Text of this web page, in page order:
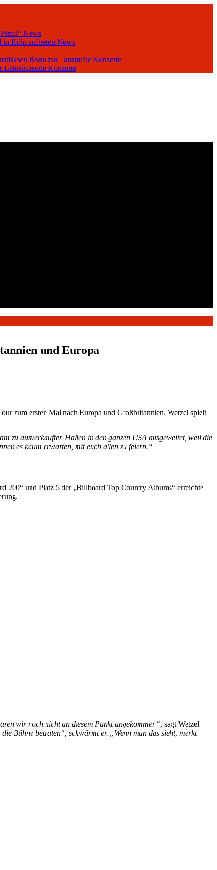
News
in Köln auftreten News
Bonn zur Tanzmeile Konzerte
Lebensfreude Konzerte
und Europa
zum ersten Mal nach Europa und Großbritannien. Wetzel spielt
zu ausverkauften Hallen in den ganzen USA ausgeweitet, weil die
es kaum erwarten, mit euch allen zu feiern.“
200“ und Platz 5 der „Billboard Top Country Albums“ erreichte
wir noch nicht an diesem Punkt angekommen“, sagt Wetzel
Bühne betraten“, schwärmt er. „Wenn man das sieht, merkt